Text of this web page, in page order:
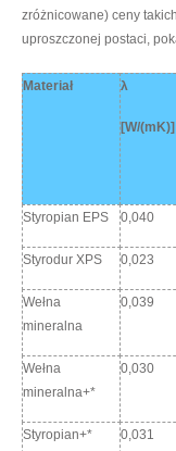
zróżnicowane) ceny
uproszczonej postaci,
Materiał λ
[W/(mK)]
Styropian EPS 0,040
Styrodur XPS 0,023
Wełna
mineralna
0,039
Wełna
mineralna+*
0,030
Styropian+* 0,031